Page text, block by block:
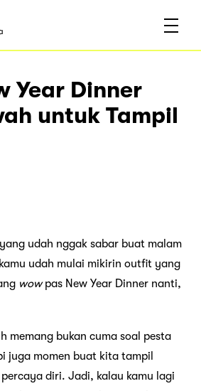
Year Dinner
untuk Tampil
udah nggak sabar buat malam
udah mulai mikirin outfit yang
wowpas New Year Dinner nanti,
memang bukan cuma soal pesta
juga momen buat kita tampil
diri. Jadi, kalau kamu lagi